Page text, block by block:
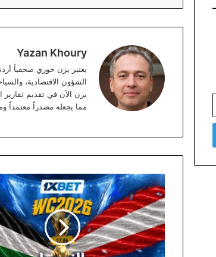
Yazan Khoury
الشؤون الاقتصادية،
مما يجعله مصدراً معتمداً
النمسا
ضد
الأردن.
هل
سيفاجئ
المنتخب
الصاعد